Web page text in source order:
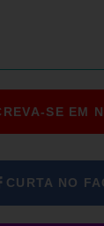
SE EM
CURTA NO